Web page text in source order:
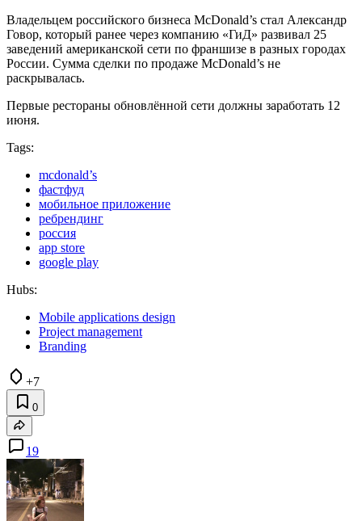
Владельцем российского бизнеса McDonald’s стал Александр
Говор, который ранее через компанию «ГиД» развивал 25
заведений американской сети по франшизе в разных городах
России. Сумма сделки по продаже McDonald’s не
раскрывалась.
Первые рестораны обновлённой сети должны заработать 12
июня.
Tags:
mcdonald’s
фастфуд
мобильное приложение
ребрендинг
россия
app store
google play
Hubs:
Mobile applications design
Project management
Branding
+7
0
19